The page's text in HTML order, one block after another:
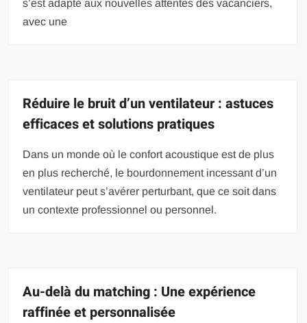
s’est adapté aux nouvelles attentes des vacanciers,
avec une
Réduire le bruit d’un ventilateur : astuces
efficaces et solutions pratiques
Dans un monde où le confort acoustique est de plus
en plus recherché, le bourdonnement incessant d’un
ventilateur peut s’avérer perturbant, que ce soit dans
un contexte professionnel ou personnel.
Au-delà du matching : Une expérience
raffinée et personnalisée